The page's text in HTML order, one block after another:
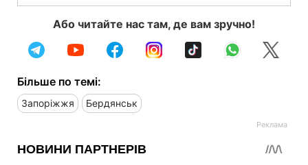
Або читайте нас там, де вам зручно!
Більше по темі:
Запоріжжя Бердянськ